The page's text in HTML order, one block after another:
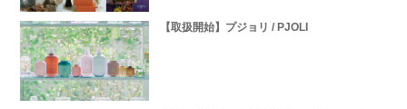
【取扱開始】プジョリ / PJOLI